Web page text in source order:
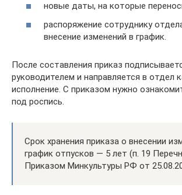
новые даты, на которые
распоряжение сотруднику
внесение изменений в график.
После составления приказ
руководителем и направляется в отдел
исполнение. С приказом нужно
под роспись.
Срок хранения приказа о внесении
график отпусков — 5 лет (п. 19
Приказом Минкультуры РФ от